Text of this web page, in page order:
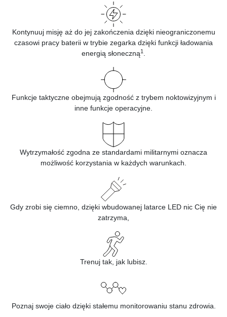
Kontynuuj misję aż do jej zakończenia dzięki nieograniczonemu
czasowi pracy baterii w trybie zegarka dzięki funkcji ładowania
energią słoneczną1
Funkcje taktyczne obejmują zgodność z trybem noktowizyjnym i
inne funkcje operacyjne.
Wytrzymałość zgodna ze standardami militarnymi oznacza
możliwość korzystania w każdych warunkach.
Gdy zrobi się ciemno, dzięki wbudowanej latarce LED nic Cię nie
zatrzyma,
Trenuj tak, jak lubisz.
Poznaj swoje ciało dzięki stałemu monitorowaniu stanu zdrowia.